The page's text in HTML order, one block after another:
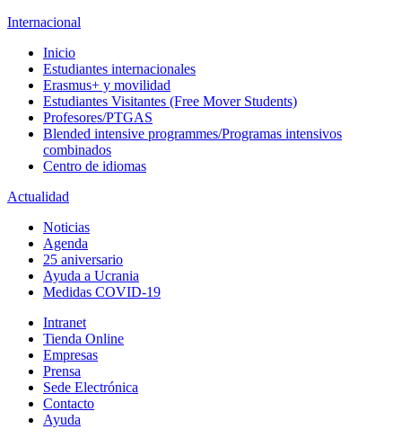
Internacional
Inicio
Estudiantes internacionales
Erasmus+ y movilidad
Estudiantes Visitantes (Free Mover Students)
Profesores/PTGAS
Blended intensive programmes/Programas intensivos
combinados
Centro de idiomas
Actualidad
Noticias
Agenda
25 aniversario
Ayuda a Ucrania
Medidas COVID-19
Intranet
Tienda Online
Empresas
Prensa
Sede Electrónica
Contacto
Ayuda